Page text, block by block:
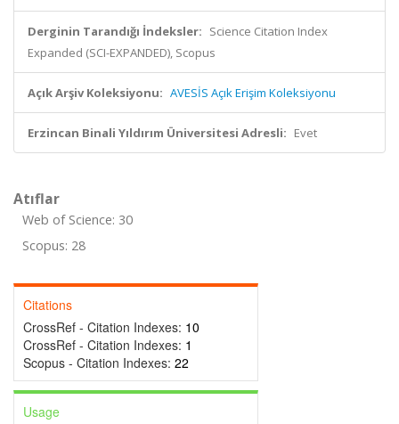
Derginin Tarandığı İndeksler: Science Citation Index
Expanded (SCI-EXPANDED), Scopus
Açık Arşiv Koleksiyonu: AVESİS Açık Erişim Koleksiyonu
Erzincan Binali Yıldırım Üniversitesi Adresli: Evet
Atıflar
Web of Science: 30
Scopus: 28
Citations
CrossRef - Citation Indexes: 10
CrossRef - Citation Indexes: 1
Scopus - Citation Indexes: 22
Usage